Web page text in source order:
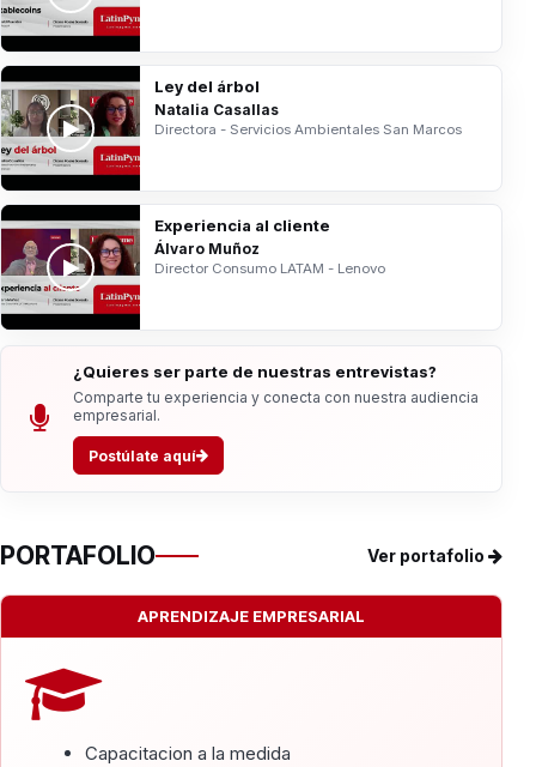
Ley del árbol
Natalia Casallas
Directora - Servicios Ambientales San Marcos
Experiencia al cliente
Álvaro Muñoz
Director Consumo LATAM - Lenovo
¿Quieres ser parte de nuestras entrevistas?
Comparte tu experiencia y conecta con nuestra audiencia
empresarial.
Postúlate aquí
PORTAFOLIO Ver portafolio
APRENDIZAJE EMPRESARIAL
Capacitacion a la medida